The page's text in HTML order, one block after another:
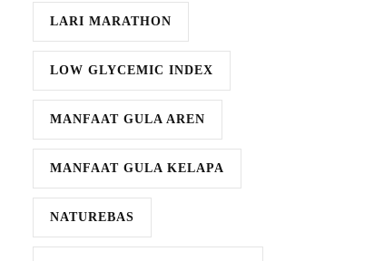
LARI MARATHON
LOW GLYCEMIC INDEX
MANFAAT GULA AREN
MANFAAT GULA KELAPA
NATUREBAS